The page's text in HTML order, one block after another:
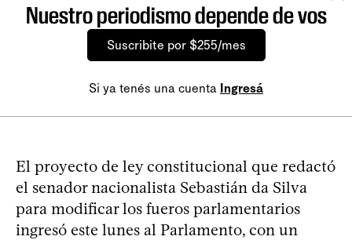
Nuestro periodismo depende de vos
Suscribite por $255/mes
Si ya tenés una cuenta Ingresá
El proyecto de ley constitucional que redactó
el senador nacionalista Sebastián da Silva
para modificar los fueros parlamentarios
ingresó este lunes al Parlamento, con un